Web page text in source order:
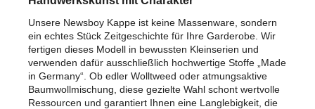
Unsere Newsboy Kappe ist keine Massenware, sondern
ein echtes Stück Zeitgeschichte für Ihre Garderobe. Wir
fertigen dieses Modell in bewussten Kleinserien und
verwenden dafür ausschließlich hochwertige Stoffe „Made
in Germany“. Ob edler Wolltweed oder atmungsaktive
Baumwollmischung, diese gezielte Wahl schont wertvolle
Ressourcen und garantiert Ihnen eine Langlebigkeit, die